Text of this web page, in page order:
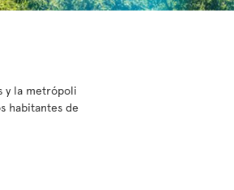
y la metrópoli
habitantes de